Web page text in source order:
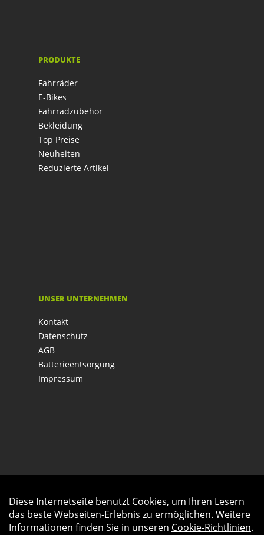
PRODUKTE
Fahrräder
E-Bikes
Fahrradzubehör
Bekleidung
Top Preise
Neuheiten
Reduzierte Artikel
UNSER UNTERNEHMEN
Kontakt
Datenschutz
AGB
Batterieentsorgung
Impressum
Diese Internetseite benutzt Cookies, um Ihren Lesern
das beste Webseiten-Erlebnis zu ermöglichen. Weitere
Informationen finden Sie in unseren Cookie-Richtlinien.
Auftrag widerrufen